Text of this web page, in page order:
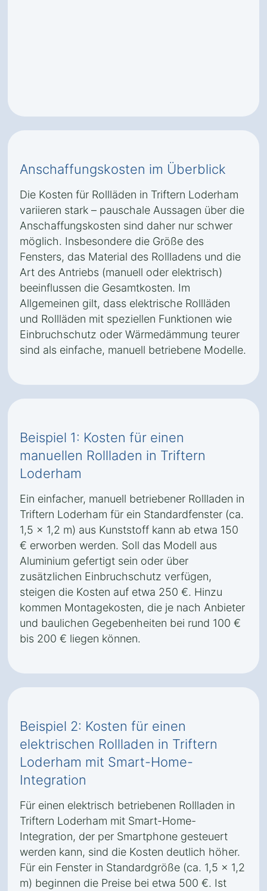
Anschaffungskosten im Überblick
Die Kosten für Rollläden in Triftern Loderham
variieren stark – pauschale Aussagen über die
Anschaffungskosten sind daher nur schwer
möglich. Insbesondere die Größe des
Fensters, das Material des Rollladens und die
Art des Antriebs (manuell oder elektrisch)
beeinflussen die Gesamtkosten. Im
Allgemeinen gilt, dass elektrische Rollläden
und Rollläden mit speziellen Funktionen wie
Einbruchschutz oder Wärmedämmung teurer
sind als einfache, manuell betriebene Modelle.
Beispiel 1: Kosten für einen
manuellen Rollladen in Triftern
Loderham
Ein einfacher, manuell betriebener Rollladen in
Triftern Loderham für ein Standardfenster (ca.
1,5 x 1,2 m) aus Kunststoff kann ab etwa 150
€ erworben werden. Soll das Modell aus
Aluminium gefertigt sein oder über
zusätzlichen Einbruchschutz verfügen,
steigen die Kosten auf etwa 250 €. Hinzu
kommen Montagekosten, die je nach Anbieter
und baulichen Gegebenheiten bei rund 100 €
bis 200 € liegen können.
Beispiel 2: Kosten für einen
elektrischen Rollladen in Triftern
Loderham mit Smart-Home-
Integration
Für einen elektrisch betriebenen Rollladen in
Triftern Loderham mit Smart-Home-
Integration, der per Smartphone gesteuert
werden kann, sind die Kosten deutlich höher.
Für ein Fenster in Standardgröße (ca. 1,5 x 1,2
m) beginnen die Preise bei etwa 500 €. Ist